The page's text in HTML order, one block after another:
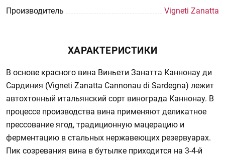
Производитель Vigneti Zanatta
ХАРАКТЕРИСТИКИ
В основе красного вина Виньети Занатта Каннонау ди
Сардиния (Vigneti Zanatta Cannonau di Sardegna) лежит
автохтонный итальянский сорт винограда Каннонау. В
процессе производства вина применяют деликатное
прессование ягод, традиционную мацерацию и
ферментацию в стальных нержавеющих резервуарах.
Пик созревания вина в бутылке приходится на 3-4-й